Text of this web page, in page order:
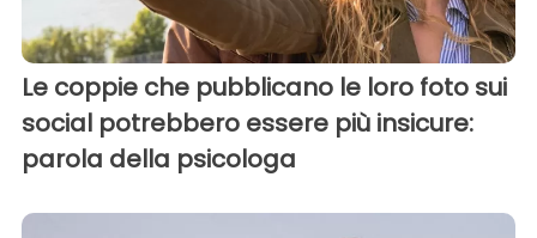
Le coppie che pubblicano le loro foto sui
social potrebbero essere più insicure:
parola della psicologa